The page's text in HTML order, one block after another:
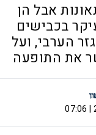
אבל הן
בכבישים
הערבי, ועל
את התופעה